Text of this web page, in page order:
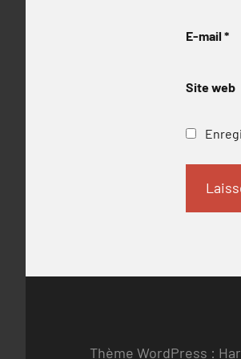
E-mail *
Site web
Thème WordPress :